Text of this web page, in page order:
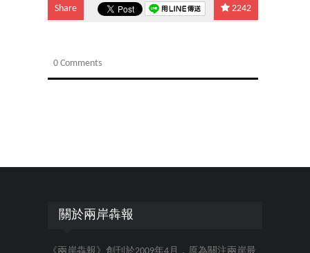
Share 2242
0 Comments
關於兩岸犇報